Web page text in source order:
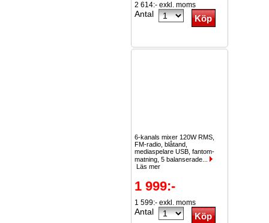
2 614:- exkl. moms
Antal
6-kanals mixer 120W RMS,
FM-radio, blåtand,
mediaspelare USB, fantom-
matning, 5 balanserade...
Läs mer
1 999:-
1 599:- exkl. moms
Antal